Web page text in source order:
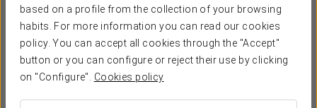
based on a profile from the collection of your browsing
habits. For more information you can read our cookies
policy. You can accept all cookies through the "Accept"
button or you can configure or reject their use by clicking
on "Configure". Cookies policy
ТАРРАГОНА - ЛА-СЕЛЬВА-ДЕЛЬ-КАМП